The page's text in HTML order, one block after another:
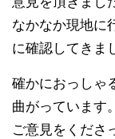
なかなか現地に
に確認してきま
確かにおっしゃ
曲がっています。
ご意見をくださ